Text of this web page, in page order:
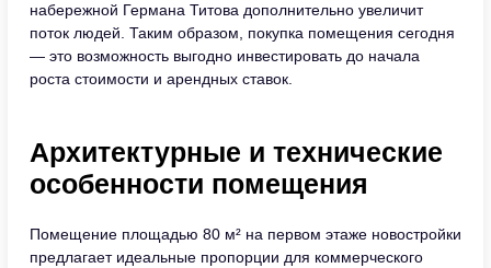
набережной Германа Титова дополнительно увеличит
поток людей. Таким образом, покупка помещения сегодня
— это возможность выгодно инвестировать до начала
роста стоимости и арендных ставок.
Архитектурные и технические
особенности помещения
Помещение площадью 80 м² на первом этаже новостройки
предлагает идеальные пропорции для коммерческого